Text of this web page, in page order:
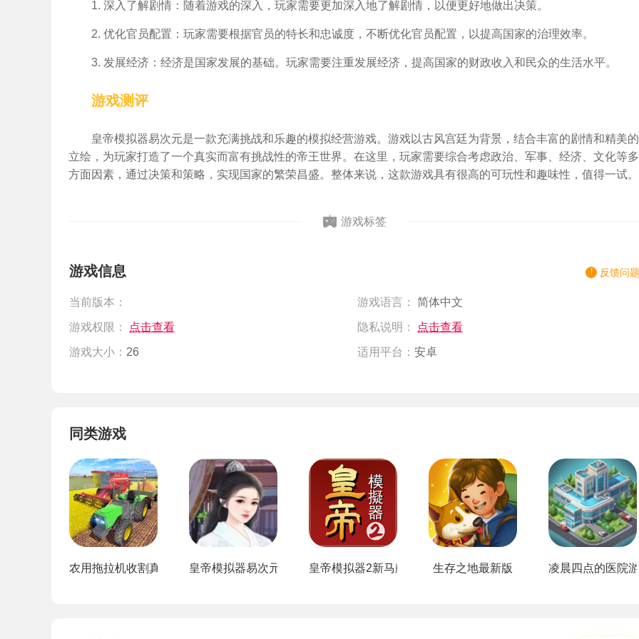
1. 深入了解剧情：随着游戏的深入，玩家需要更加深入地了解剧情，以便更好地做出决策。
2. 优化官员配置：玩家需要根据官员的特长和忠诚度，不断优化官员配置，以提高国家的治理效率。
3. 发展经济：经济是国家发展的基础。玩家需要注重发展经济，提高国家的财政收入和民众的生活水平。
游戏测评
皇帝模拟器易次元是一款充满挑战和乐趣的模拟经营游戏。游戏以古风宫廷为背景，结合丰富的剧情和精美的
立绘，为玩家打造了一个真实而富有挑战性的帝王世界。在这里，玩家需要综合考虑政治、军事、经济、文化等多
方面因素，通过决策和策略，实现国家的繁荣昌盛。整体来说，这款游戏具有很高的可玩性和趣味性，值得一试。
游戏标签
游戏信息 反馈问题
当前版本： 游戏语言： 简体中文
游戏权限： 点击查看 隐私说明： 点击查看
游戏大小： 26 适用平台： 安卓
同类游戏
农用拖拉机收割真实模拟器皇帝模拟器易次元 皇帝模拟器2新马版最新版生存之地最新版 凌晨四点的医院